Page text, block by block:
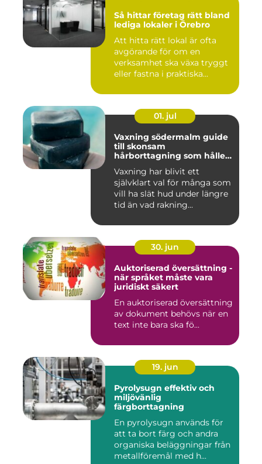
Så hittar företag rätt bland
lediga lokaler i Örebro
Att hitta rätt lokal är ofta
avgörande för om en
verksamhet ska växa tryggt
eller fastna i praktiska...
01. jul
Vaxning södermalm guide
till skonsam
hårborttagning som håller
Vaxning har blivit ett
självklart val för många som
vill ha slät hud under längre
tid än vad rakning...
30. jun
Auktoriserad översättning -
när språket måste vara
juridiskt säkert
En auktoriserad översättning
av dokument behövs när en
text inte bara ska fö...
19. jun
Pyrolysugn effektiv och
miljövänlig
färgborttagning
En pyrolysugn används för
att ta bort färg och andra
organiska beläggningar från
metallföremål med h...